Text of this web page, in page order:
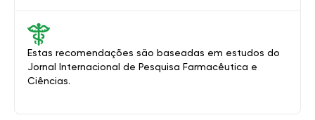
Estas recomendações são baseadas em estudos do
Jornal Internacional de Pesquisa Farmacêutica e
Ciências.